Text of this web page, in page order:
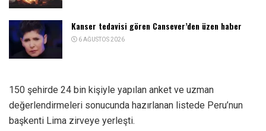
Kanser tedavisi gören Cansever’den üzen haber
6 AĞUSTOS 2026
150 şehirde 24 bin kişiyle yapılan anket ve uzman
değerlendirmeleri sonucunda hazırlanan listede Peru’nun
başkenti Lima zirveye yerleşti.